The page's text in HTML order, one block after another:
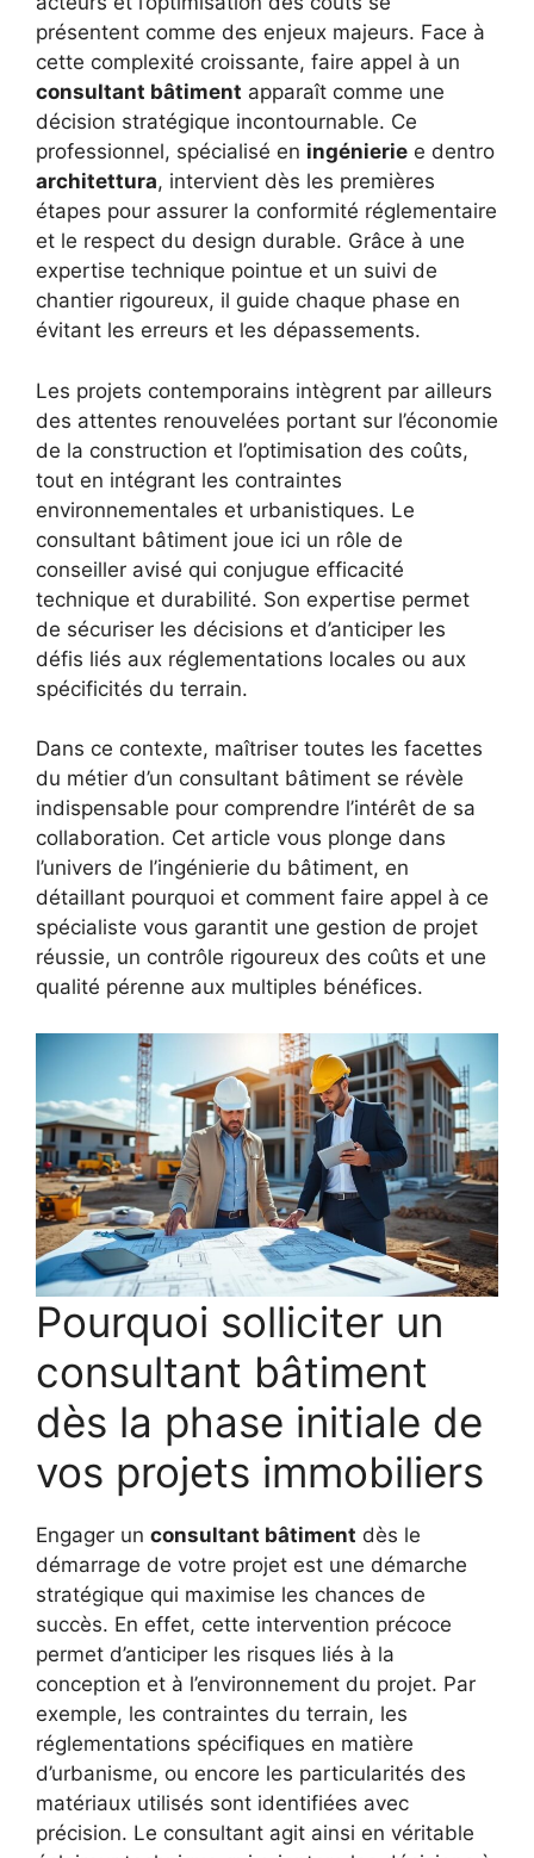
présentent comme des enjeux majeurs. Face à
cette complexité croissante, faire appel à un
consultant bâtiment apparaît comme une
décision stratégique incontournable. Ce
professionnel, spécialisé en ingénierie e dentro
architettura, intervient dès les premières
étapes pour assurer la conformité réglementaire
et le respect du design durable. Grâce à une
expertise technique pointue et un suivi de
chantier rigoureux, il guide chaque phase en
évitant les erreurs et les dépassements.
Les projets contemporains intègrent par ailleurs
des attentes renouvelées portant sur l’économie
de la construction et l’optimisation des coûts,
tout en intégrant les contraintes
environnementales et urbanistiques. Le
consultant bâtiment joue ici un rôle de
conseiller avisé qui conjugue efficacité
technique et durabilité. Son expertise permet
de sécuriser les décisions et d’anticiper les
défis liés aux réglementations locales ou aux
spécificités du terrain.
Dans ce contexte, maîtriser toutes les facettes
du métier d’un consultant bâtiment se révèle
indispensable pour comprendre l’intérêt de sa
collaboration. Cet article vous plonge dans
l’univers de l’ingénierie du bâtiment, en
détaillant pourquoi et comment faire appel à ce
spécialiste vous garantit une gestion de projet
réussie, un contrôle rigoureux des coûts et une
qualité pérenne aux multiples bénéfices.
Pourquoi solliciter un
consultant bâtiment
dès la phase initiale de
vos projets immobiliers
Engager un consultant bâtiment dès le
démarrage de votre projet est une démarche
stratégique qui maximise les chances de
succès. En effet, cette intervention précoce
permet d’anticiper les risques liés à la
conception et à l’environnement du projet. Par
exemple, les contraintes du terrain, les
réglementations spécifiques en matière
d’urbanisme, ou encore les particularités des
matériaux utilisés sont identifiées avec
précision. Le consultant agit ainsi en véritable